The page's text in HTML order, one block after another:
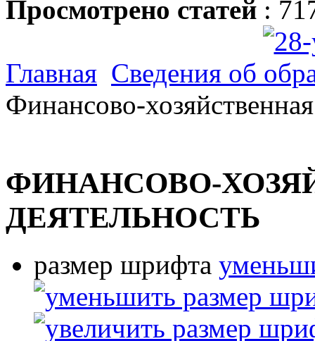
Просмотрено статей :
Главная Сведения об
Финансово-
ФИНАНСОВО-
ДЕЯТЕЛЬНОСТЬ
размер шрифта